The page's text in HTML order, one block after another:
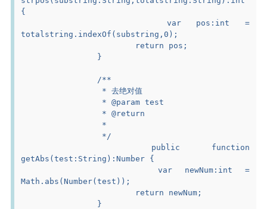
{
totalstring.indexOf(substring,0);
			return pos;
		}
		/**
		 * 去绝对值
		 * @param test
		 * @return
		 *
		 */
getAbs(test:String):Number {
			var newNum:int =
Math.abs(Number(test));
			return newNum;
		}